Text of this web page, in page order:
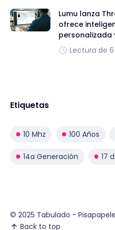
Lumu lanza
ofrece
personalizada
Lectura de
Etiquetas
10 Mhz 100 Años
14a Generación 17
© 2025 Tabulado -
Back to top